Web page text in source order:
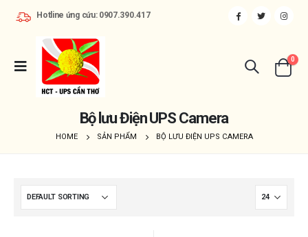
Hotline ứng cứu: 0907.390.417
0
Bộ lưu Điện UPS Camera
HOME SẢN PHẨM BỘ LƯU ĐIỆN UPS CAMERA